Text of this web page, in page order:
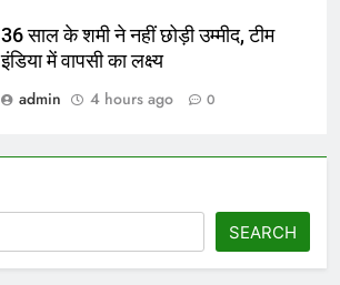
36 साल के शमी ने नहीं छोड़ी उम्मीद, टीम
इंडिया में वापसी का लक्ष्य
admin
4 hours ago 0
SEARCH